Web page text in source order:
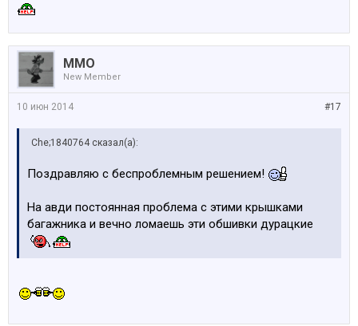
MMO
New Member
#17
10 июн 2014
Che;1840764 сказал(а):
Поздравляю с беспроблемным решением!
На авди постоянная проблема с этими крышками
багажника и вечно ломаешь эти обшивки дурацкие